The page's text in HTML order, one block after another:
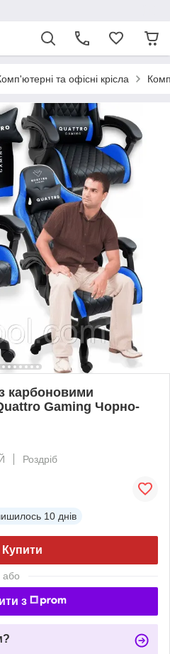
та офісні крісла
карбоновими
Gaming Чорно-
Роздріб
10 днів
Купити
або
з